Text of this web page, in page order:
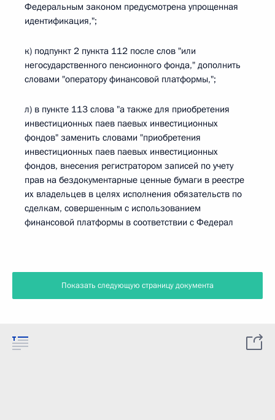
Федеральным законом предусмотрена упрощенная
идентификация,";
к) подпункт 2 пункта 112 после слов "или
негосударственного пенсионного фонда," дополнить
словами "оператору финансовой платформы,";
л) в пункте 113 слова "а также для приобретения
инвестиционных паев паевых инвестиционных
фондов" заменить словами "приобретения
инвестиционных паев паевых инвестиционных
фондов, внесения регистратором записей по учету
прав на бездокументарные ценные бумаги в реестре
их владельцев в целях исполнения обязательств по
сделкам, совершенным с использованием
финансовой платформы в соответствии с Федерал
Показать следующую страницу документа